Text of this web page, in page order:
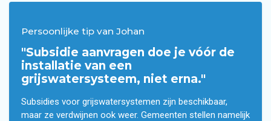
Persoonlijke tip van Johan
"Subsidie aanvragen doe je vóór de
installatie van een
grijswatersysteem, niet erna."
Subsidies voor grijswatersystemen zijn beschikbaar,
maar ze verdwijnen ook weer. Gemeenten stellen namelijk